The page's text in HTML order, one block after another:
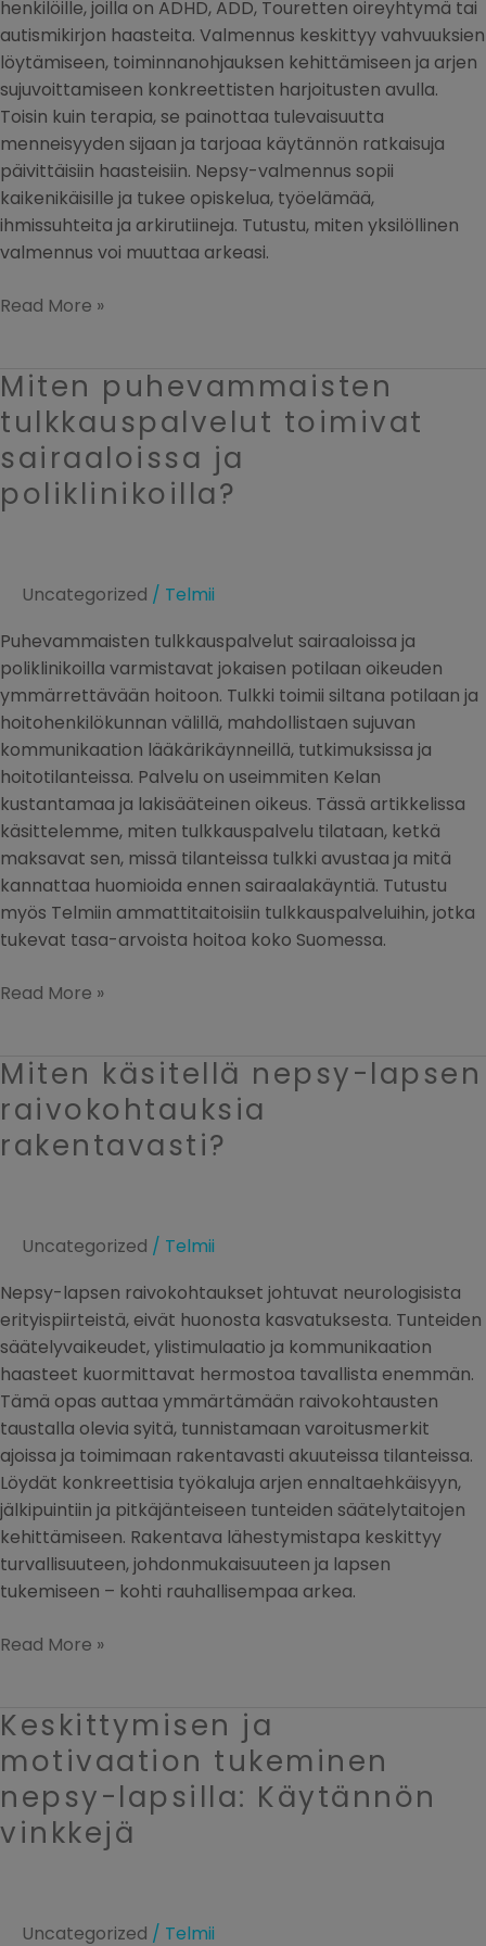
henkilöille, joilla on ADHD, ADD, Touretten oireyhtymä tai
autismikirjon haasteita. Valmennus keskittyy vahvuuksien
löytämiseen, toiminnanohjauksen kehittämiseen ja arjen
sujuvoittamiseen konkreettisten harjoitusten avulla.
Toisin kuin terapia, se painottaa tulevaisuutta
menneisyyden sijaan ja tarjoaa käytännön ratkaisuja
päivittäisiin haasteisiin. Nepsy-valmennus sopii
kaikenikäisille ja tukee opiskelua, työelämää,
ihmissuhteita ja arkirutiineja. Tutustu, miten yksilöllinen
valmennus voi muuttaa arkeasi.
Read More »
Miten puhevammaisten
tulkkauspalvelut toimivat
sairaaloissa ja
poliklinikoilla?
Uncategorized / Telmii
Puhevammaisten tulkkauspalvelut sairaaloissa ja
poliklinikoilla varmistavat jokaisen potilaan oikeuden
ymmärrettävään hoitoon. Tulkki toimii siltana potilaan ja
hoitohenkilökunnan välillä, mahdollistaen sujuvan
kommunikaation lääkärikäynneillä, tutkimuksissa ja
hoitotilanteissa. Palvelu on useimmiten Kelan
kustantamaa ja lakisääteinen oikeus. Tässä artikkelissa
käsittelemme, miten tulkkauspalvelu tilataan, ketkä
maksavat sen, missä tilanteissa tulkki avustaa ja mitä
kannattaa huomioida ennen sairaalakäyntiä. Tutustu
myös Telmiin ammattitaitoisiin tulkkauspalveluihin, jotka
tukevat tasa-arvoista hoitoa koko Suomessa.
Miten
puhevammaisten
tulkkauspalvelut
toimivat
sairaaloissa
ja
Read More »
Miten käsitellä nepsy-lapsen
raivokohtauksia
rakentavasti?
Uncategorized / Telmii
Nepsy-lapsen raivokohtaukset johtuvat neurologisista
erityispiirteistä, eivät huonosta kasvatuksesta. Tunteiden
säätelyvaikeudet, ylistimulaatio ja kommunikaation
haasteet kuormittavat hermostoa tavallista enemmän.
Tämä opas auttaa ymmärtämään raivokohtausten
taustalla olevia syitä, tunnistamaan varoitusmerkit
ajoissa ja toimimaan rakentavasti akuuteissa tilanteissa.
Löydät konkreettisia työkaluja arjen ennaltaehkäisyyn,
jälkipuintiin ja pitkäjänteiseen tunteiden säätelytaitojen
kehittämiseen. Rakentava lähestymistapa keskittyy
turvallisuuteen, johdonmukaisuuteen ja lapsen
tukemiseen – kohti rauhallisempaa arkea.
Miten
käsitellä
nepsy-
lapsen
Read More »
Keskittymisen ja
motivaation tukeminen
nepsy-lapsilla: Käytännön
vinkkejä
Uncategorized / Telmii
Keskittymisen
motivaation
tukeminen
nepsy-